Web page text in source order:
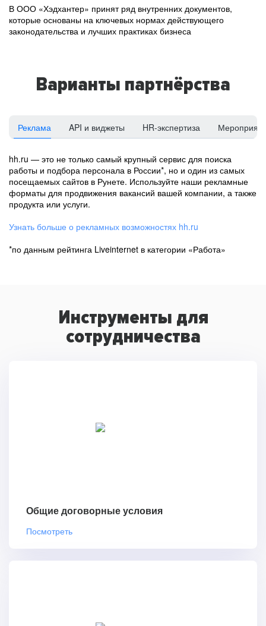
В ООО «Хэдхантер» принят ряд внутренних документов,
которые основаны на ключевых нормах действующего
законодательства и лучших практиках бизнеса
Варианты партнёрства
Реклама API и виджеты HR-экспертиза
hh.ru — это не только самый крупный сервис для поиска
работы и подбора персонала в России*, но и один из самых
посещаемых сайтов в Рунете. Используйте наши рекламные
форматы для продвижения вакансий вашей компании, а также
продукта или услуги.
Узнать больше о рекламных возможностях hh.ru
*по данным рейтинга Liveinternet в категории «Работа»
Инструменты для
сотрудничества
Общие договорные условия
Посмотреть